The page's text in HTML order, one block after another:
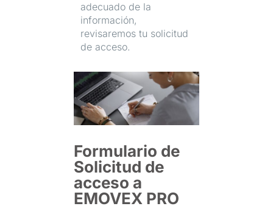
adecuado de la
información,
revisaremos tu solicitud
de acceso.
Formulario de
Solicitud de
acceso a
EMOVEX PRO